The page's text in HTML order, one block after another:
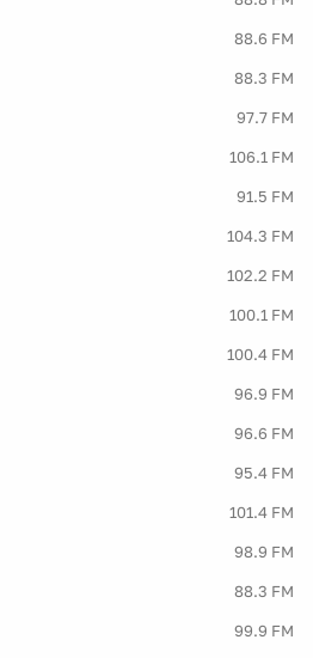
88.6 FM
88.3 FM
97.7 FM
106.1 FM
91.5 FM
104.3 FM
102.2 FM
100.1 FM
100.4 FM
96.9 FM
96.6 FM
95.4 FM
101.4 FM
98.9 FM
88.3 FM
99.9 FM